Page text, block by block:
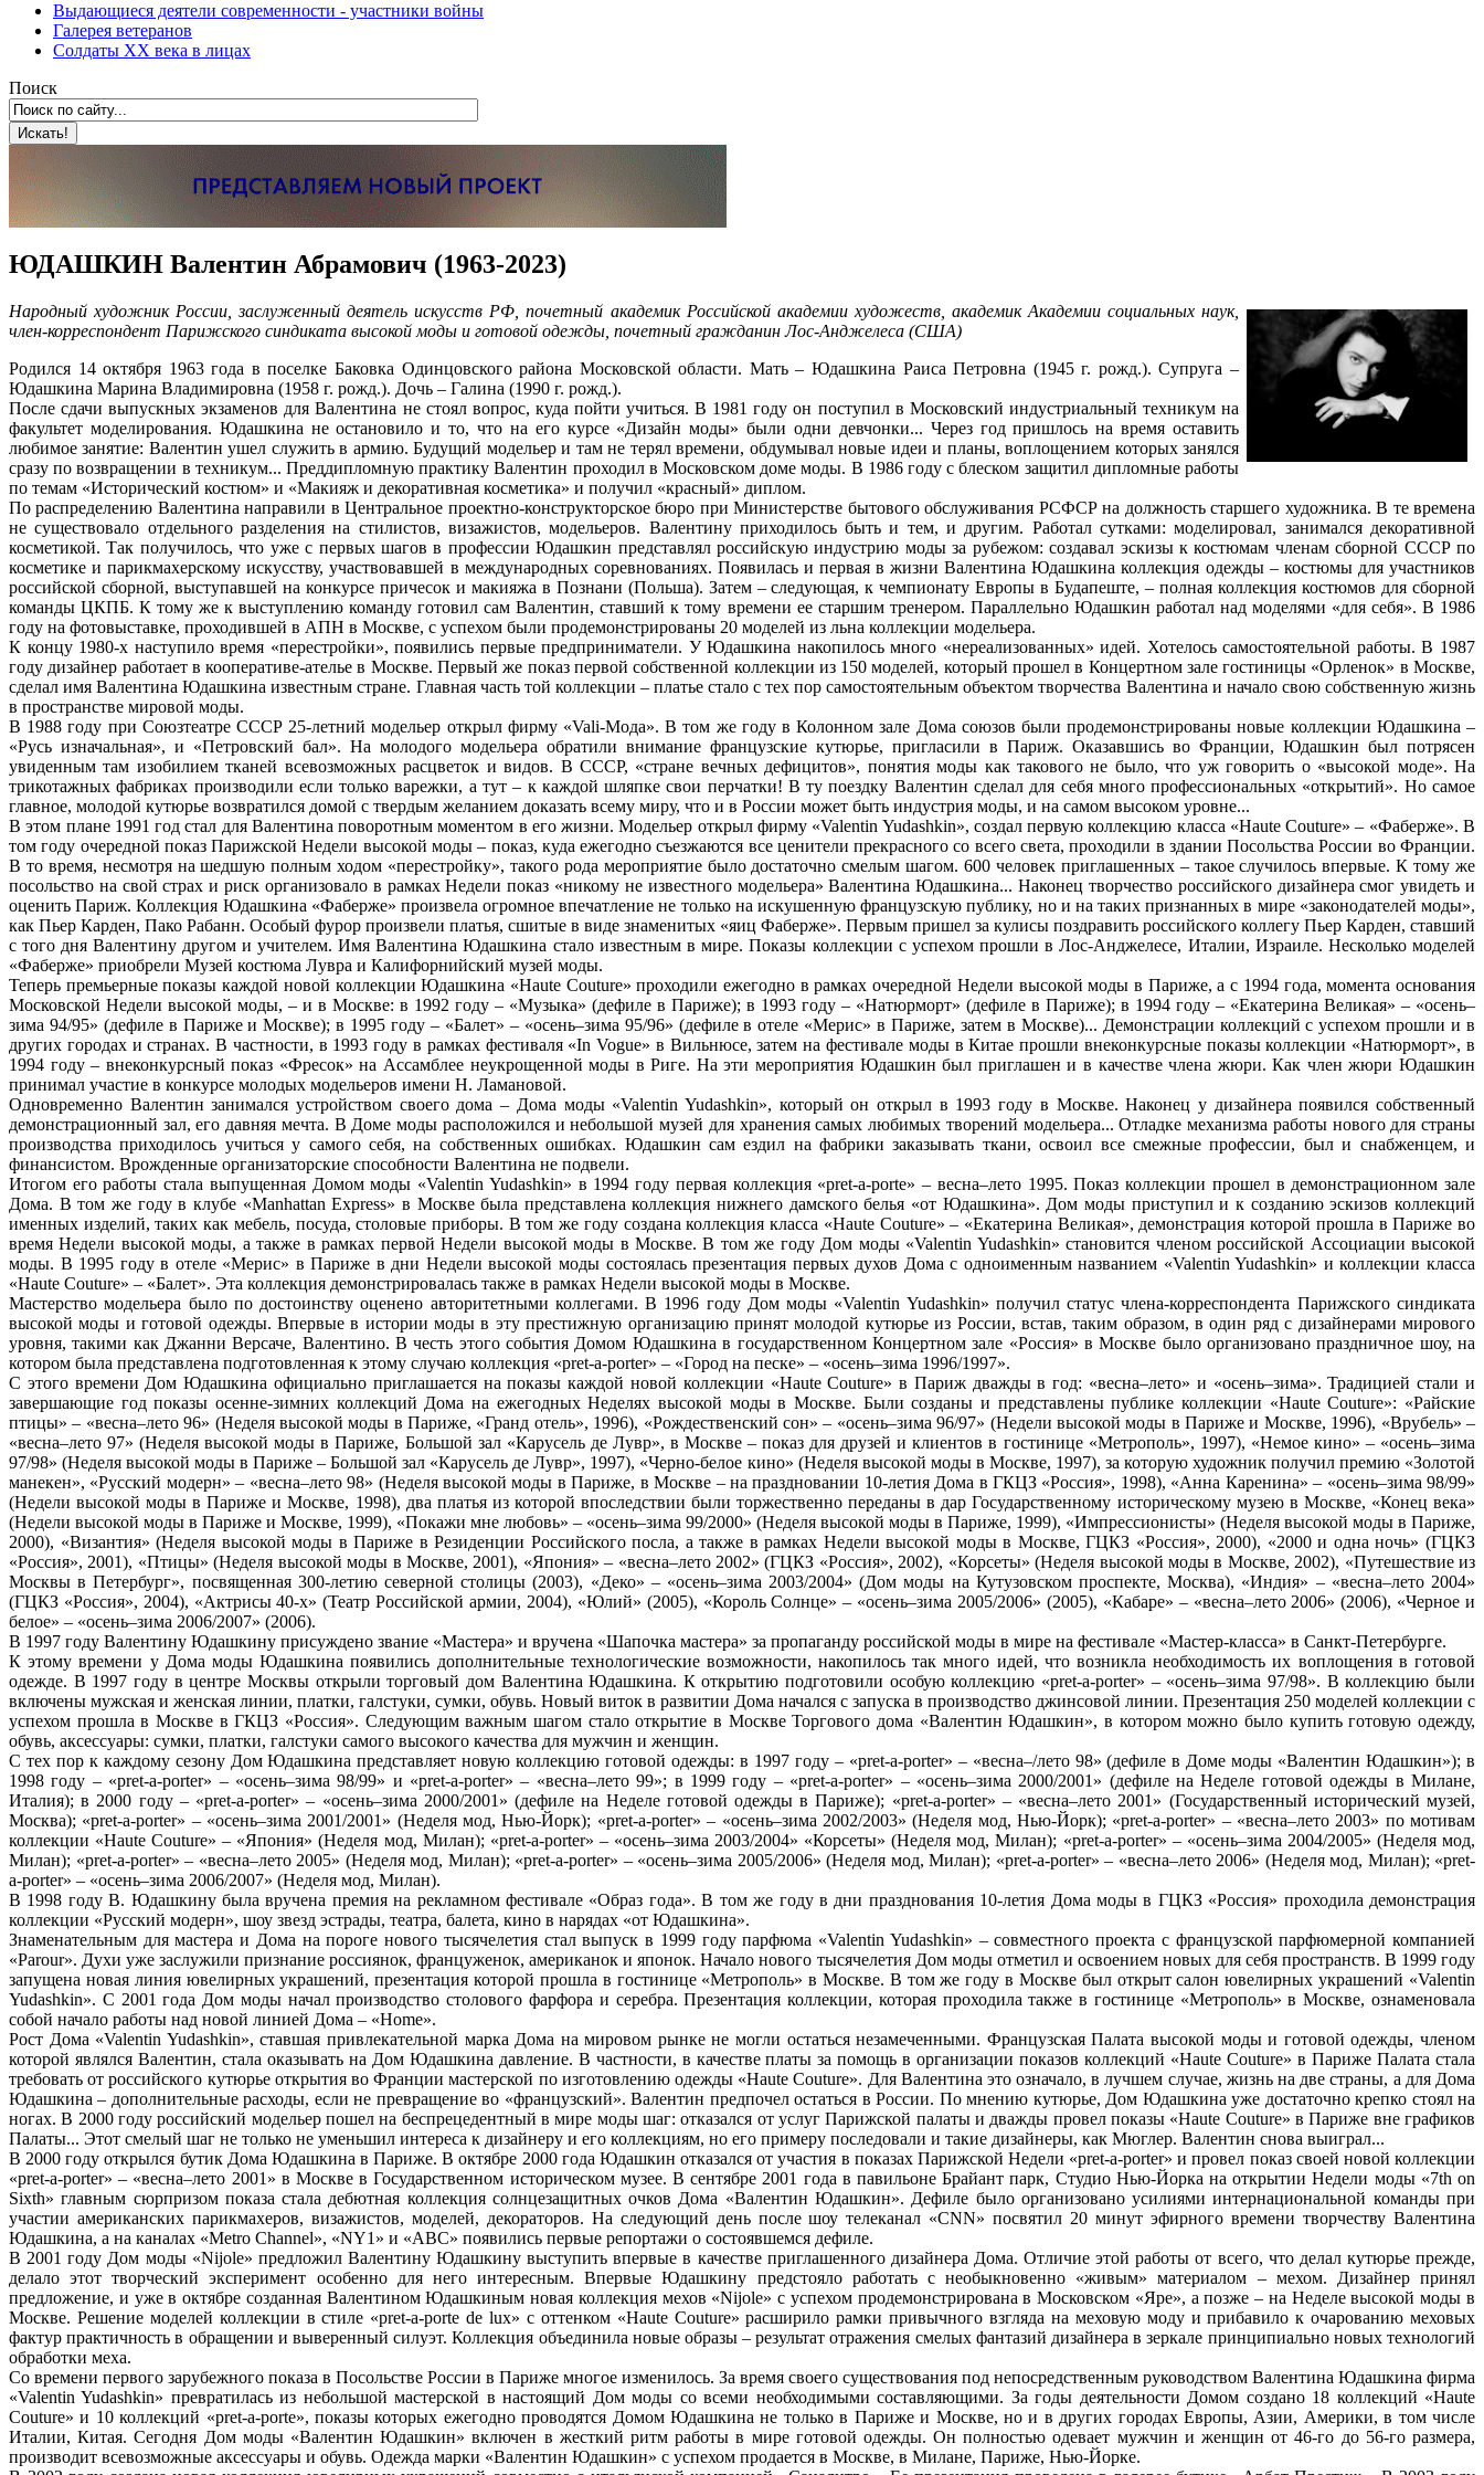
Выдающиеся деятели современности - участники войны
Галерея ветеранов
Солдаты XX века в лицах
Поиск
ЮДАШКИН Валентин Абрамович (1963-2023)
Народный художник России, заслуженный деятель искусств РФ, почетный академик Российской академии художеств, академик Академии социальных наук,
член-корреспондент Парижского синдиката высокой моды и готовой одежды, почетный гражданин Лос-Анджелеса (США)
Родился 14 октября 1963 года в поселке Баковка Одинцовского района Московской области. Мать – Юдашкина Раиса Петровна (1945 г. рожд.). Супруга –
Юдашкина Марина Владимировна (1958 г. рожд.). Дочь – Галина (1990 г. рожд.).
После сдачи выпускных экзаменов для Валентина не стоял вопрос, куда пойти учиться. В 1981 году он поступил в Московский индустриальный техникум на
факультет моделирования. Юдашкина не остановило и то, что на его курсе «Дизайн моды» были одни девчонки... Через год пришлось на время оставить
любимое занятие: Валентин ушел служить в армию. Будущий модельер и там не терял времени, обдумывал новые идеи и планы, воплощением которых занялся
сразу по возвращении в техникум... Преддипломную практику Валентин проходил в Московском доме моды. В 1986 году с блеском защитил дипломные работы
по темам «Исторический костюм» и «Макияж и декоративная косметика» и получил «красный» диплом.
По распределению Валентина направили в Центральное проектно-конструкторское бюро при Министерстве бытового обслуживания РСФСР на должность старшего художника. В те времена
не существовало отдельного разделения на стилистов, визажистов, модельеров. Валентину приходилось быть и тем, и другим. Работал сутками: моделировал, занимался декоративной
косметикой. Так получилось, что уже с первых шагов в профессии Юдашкин представлял российскую индустрию моды за рубежом: создавал эскизы к костюмам членам сборной СССР по
косметике и парикмахерскому искусству, участвовавшей в международных соревнованиях. Появилась и первая в жизни Валентина Юдашкина коллекция одежды – костюмы для участников
российской сборной, выступавшей на конкурсе причесок и макияжа в Познани (Польша). Затем – следующая, к чемпионату Европы в Будапеште, – полная коллекция костюмов для сборной
команды ЦКПБ. К тому же к выступлению команду готовил сам Валентин, ставший к тому времени ее старшим тренером. Параллельно Юдашкин работал над моделями «для себя». В 1986
году на фотовыставке, проходившей в АПН в Москве, с успехом были продемонстрированы 20 моделей из льна коллекции модельера.
К концу 1980-х наступило время «перестройки», появились первые предприниматели. У Юдашкина накопилось много «нереализованных» идей. Хотелось самостоятельной работы. В 1987
году дизайнер работает в кооперативе-ателье в Москве. Первый же показ первой собственной коллекции из 150 моделей, который прошел в Концертном зале гостиницы «Орленок» в Москве,
сделал имя Валентина Юдашкина известным стране. Главная часть той коллекции – платье стало с тех пор самостоятельным объектом творчества Валентина и начало свою собственную жизнь
в пространстве мировой моды.
В 1988 году при Союзтеатре СССР 25-летний модельер открыл фирму «Vali-Мода». В том же году в Колонном зале Дома союзов были продемонстрированы новые коллекции Юдашкина –
«Русь изначальная», и «Петровский бал». На молодого модельера обратили внимание французские кутюрье, пригласили в Париж. Оказавшись во Франции, Юдашкин был потрясен
увиденным там изобилием тканей всевозможных расцветок и видов. В СССР, «стране вечных дефицитов», понятия моды как такового не было, что уж говорить о «высокой моде». На
трикотажных фабриках производили если только варежки, а тут – к каждой шляпке свои перчатки! В ту поездку Валентин сделал для себя много профессиональных «открытий». Но самое
главное, молодой кутюрье возвратился домой с твердым желанием доказать всему миру, что и в России может быть индустрия моды, и на самом высоком уровне...
В этом плане 1991 год стал для Валентина поворотным моментом в его жизни. Модельер открыл фирму «Valentin Yudashkin», создал первую коллекцию класса «Haute Couture» – «Фаберже». В
том году очередной показ Парижской Недели высокой моды – показ, куда ежегодно съезжаются все ценители прекрасного со всего света, проходили в здании Посольства России во Франции.
В то время, несмотря на шедшую полным ходом «перестройку», такого рода мероприятие было достаточно смелым шагом. 600 человек приглашенных – такое случилось впервые. К тому же
посольство на свой страх и риск организовало в рамках Недели показ «никому не известного модельера» Валентина Юдашкина... Наконец творчество российского дизайнера смог увидеть и
оценить Париж. Коллекция Юдашкина «Фаберже» произвела огромное впечатление не только на искушенную французскую публику, но и на таких признанных в мире «законодателей моды»,
как Пьер Карден, Пако Рабанн. Особый фурор произвели платья, сшитые в виде знаменитых «яиц Фаберже». Первым пришел за кулисы поздравить российского коллегу Пьер Карден, ставший
с того дня Валентину другом и учителем. Имя Валентина Юдашкина стало известным в мире. Показы коллекции с успехом прошли в Лос-Анджелесе, Италии, Израиле. Несколько моделей
«Фаберже» приобрели Музей костюма Лувра и Калифорнийский музей моды.
Теперь премьерные показы каждой новой коллекции Юдашкина «Haute Couture» проходили ежегодно в рамках очередной Недели высокой моды в Париже, а с 1994 года, момента основания
Московской Недели высокой моды, – и в Москве: в 1992 году – «Музыка» (дефиле в Париже); в 1993 году – «Натюрморт» (дефиле в Париже); в 1994 году – «Екатерина Великая» – «осень–
зима 94/95» (дефиле в Париже и Москве); в 1995 году – «Балет» – «осень–зима 95/96» (дефиле в отеле «Мерис» в Париже, затем в Москве)... Демонстрации коллекций с успехом прошли и в
других городах и странах. В частности, в 1993 году в рамках фестиваля «In Vogue» в Вильнюсе, затем на фестивале моды в Китае прошли внеконкурсные показы коллекции «Натюрморт», в
1994 году – внеконкурсный показ «Фресок» на Ассамблее неукрощенной моды в Риге. На эти мероприятия Юдашкин был приглашен и в качестве члена жюри. Как член жюри Юдашкин
принимал участие в конкурсе молодых модельеров имени Н. Ламановой.
Одновременно Валентин занимался устройством своего дома – Дома моды «Valentin Yudashkin», который он открыл в 1993 году в Москве. Наконец у дизайнера появился собственный
демонстрационный зал, его давняя мечта. В Доме моды расположился и небольшой музей для хранения самых любимых творений модельера... Отладке механизма работы нового для страны
производства приходилось учиться у самого себя, на собственных ошибках. Юдашкин сам ездил на фабрики заказывать ткани, освоил все смежные профессии, был и снабженцем, и
финансистом. Врожденные организаторские способности Валентина не подвели.
Итогом его работы стала выпущенная Домом моды «Valentin Yudashkin» в 1994 году первая коллекция «pret-a-porte» – весна–лето 1995. Показ коллекции прошел в демонстрационном зале
Дома. В том же году в клубе «Manhattan Express» в Москве была представлена коллекция нижнего дамского белья «от Юдашкина». Дом моды приступил и к созданию эскизов коллекций
именных изделий, таких как мебель, посуда, столовые приборы. В том же году создана коллекция класса «Haute Couture» – «Екатерина Великая», демонстрация которой прошла в Париже во
время Недели высокой моды, а также в рамках первой Недели высокой моды в Москве. В том же году Дом моды «Valentin Yudashkin» становится членом российской Ассоциации высокой
моды. В 1995 году в отеле «Мерис» в Париже в дни Недели высокой моды состоялась презентация первых духов Дома с одноименным названием «Valentin Yudashkin» и коллекции класса
«Haute Couture» – «Балет». Эта коллекция демонстрировалась также в рамках Недели высокой моды в Москве.
Мастерство модельера было по достоинству оценено авторитетными коллегами. В 1996 году Дом моды «Valentin Yudashkin» получил статус члена-корреспондента Парижского синдиката
высокой моды и готовой одежды. Впервые в истории моды в эту престижную организацию принят молодой кутюрье из России, встав, таким образом, в один ряд с дизайнерами мирового
уровня, такими как Джанни Версаче, Валентино. В честь этого события Домом Юдашкина в государственном Концертном зале «Россия» в Москве было организовано праздничное шоу, на
котором была представлена подготовленная к этому случаю коллекция «pret-a-porter» – «Город на песке» – «осень–зима 1996/1997».
С этого времени Дом Юдашкина официально приглашается на показы каждой новой коллекции «Haute Couture» в Париж дважды в год: «весна–лето» и «осень–зима». Традицией стали и
завершающие год показы осенне-зимних коллекций Дома на ежегодных Неделях высокой моды в Москве. Были созданы и представлены публике коллекции «Haute Couture»: «Райские
птицы» – «весна–лето 96» (Неделя высокой моды в Париже, «Гранд отель», 1996), «Рождественский сон» – «осень–зима 96/97» (Недели высокой моды в Париже и Москве, 1996), «Врубель» –
«весна–лето 97» (Неделя высокой моды в Париже, Большой зал «Карусель де Лувр», в Москве – показ для друзей и клиентов в гостинице «Метрополь», 1997), «Немое кино» – «осень–зима
97/98» (Неделя высокой моды в Париже – Большой зал «Карусель де Лувр», 1997), «Черно-белое кино» (Неделя высокой моды в Москве, 1997), за которую художник получил премию «Золотой
манекен», «Русский модерн» – «весна–лето 98» (Неделя высокой моды в Париже, в Москве – на праздновании 10-летия Дома в ГКЦЗ «Россия», 1998), «Анна Каренина» – «осень–зима 98/99»
(Недели высокой моды в Париже и Москве, 1998), два платья из которой впоследствии были торжественно переданы в дар Государственному историческому музею в Москве, «Конец века»
(Недели высокой моды в Париже и Москве, 1999), «Покажи мне любовь» – «осень–зима 99/2000» (Неделя высокой моды в Париже, 1999), «Импрессионисты» (Неделя высокой моды в Париже,
2000), «Византия» (Неделя высокой моды в Париже в Резиденции Российского посла, а также в рамках Недели высокой моды в Москве, ГЦКЗ «Россия», 2000), «2000 и одна ночь» (ГЦКЗ
«Россия», 2001), «Птицы» (Неделя высокой моды в Москве, 2001), «Япония» – «весна–лето 2002» (ГЦКЗ «Россия», 2002), «Корсеты» (Неделя высокой моды в Москве, 2002), «Путешествие из
Москвы в Петербург», посвященная 300-летию северной столицы (2003), «Деко» – «осень–зима 2003/2004» (Дом моды на Кутузовском проспекте, Москва), «Индия» – «весна–лето 2004»
(ГЦКЗ «Россия», 2004), «Актрисы 40-х» (Театр Российской армии, 2004), «Юлий» (2005), «Король Солнце» – «осень–зима 2005/2006» (2005), «Кабаре» – «весна–лето 2006» (2006), «Черное и
белое» – «осень–зима 2006/2007» (2006).
В 1997 году Валентину Юдашкину присуждено звание «Мастера» и вручена «Шапочка мастера» за пропаганду российской моды в мире на фестивале «Мастер-класса» в Санкт-Петербурге.
К этому времени у Дома моды Юдашкина появились дополнительные технологические возможности, накопилось так много идей, что возникла необходимость их воплощения в готовой
одежде. В 1997 году в центре Москвы открыли торговый дом Валентина Юдашкина. К открытию подготовили особую коллекцию «pret-a-porter» – «осень–зима 97/98». В коллекцию были
включены мужская и женская линии, платки, галстуки, сумки, обувь. Новый виток в развитии Дома начался с запуска в производство джинсовой линии. Презентация 250 моделей коллекции с
успехом прошла в Москве в ГКЦЗ «Россия». Следующим важным шагом стало открытие в Москве Торгового дома «Валентин Юдашкин», в котором можно было купить готовую одежду,
обувь, аксессуары: сумки, платки, галстуки самого высокого качества для мужчин и женщин.
С тех пор к каждому сезону Дом Юдашкина представляет новую коллекцию готовой одежды: в 1997 году – «pret-a-porter» – «весна–/лето 98» (дефиле в Доме моды «Валентин Юдашкин»); в
1998 году – «pret-a-porter» – «осень–зима 98/99» и «pret-a-porter» – «весна–лето 99»; в 1999 году – «pret-a-porter» – «осень–зима 2000/2001» (дефиле на Неделе готовой одежды в Милане,
Италия); в 2000 году – «pret-a-porter» – «осень–зима 2000/2001» (дефиле на Неделе готовой одежды в Париже); «pret-a-porter» – «весна–лето 2001» (Государственный исторический музей,
Москва); «pret-a-porter» – «осень–зима 2001/2001» (Неделя мод, Нью-Йорк); «pret-a-porter» – «осень–зима 2002/2003» (Неделя мод, Нью-Йорк); «pret-a-porter» – «весна–лето 2003» по мотивам
коллекции «Haute Couture» – «Япония» (Неделя мод, Милан); «pret-a-porter» – «осень–зима 2003/2004» «Корсеты» (Неделя мод, Милан); «pret-a-porter» – «осень–зима 2004/2005» (Неделя мод,
Милан); «pret-a-porter» – «весна–лето 2005» (Неделя мод, Милан); «pret-a-porter» – «осень–зима 2005/2006» (Неделя мод, Милан); «pret-a-porter» – «весна–лето 2006» (Неделя мод, Милан); «pret-
a-porter» – «осень–зима 2006/2007» (Неделя мод, Милан).
В 1998 году В. Юдашкину была вручена премия на рекламном фестивале «Образ года». В том же году в дни празднования 10-летия Дома моды в ГЦКЗ «Россия» проходила демонстрация
коллекции «Русский модерн», шоу звезд эстрады, театра, балета, кино в нарядах «от Юдашкина».
Знаменательным для мастера и Дома на пороге нового тысячелетия стал выпуск в 1999 году парфюма «Valentin Yudashkin» – совместного проекта с французской парфюмерной компанией
«Parour». Духи уже заслужили признание россиянок, француженок, американок и японок. Начало нового тысячелетия Дом моды отметил и освоением новых для себя пространств. В 1999 году
запущена новая линия ювелирных украшений, презентация которой прошла в гостинице «Метрополь» в Москве. В том же году в Москве был открыт салон ювелирных украшений «Valentin
Yudashkin». С 2001 года Дом моды начал производство столового фарфора и серебра. Презентация коллекции, которая проходила также в гостинице «Метрополь» в Москве, ознаменовала
собой начало работы над новой линией Дома – «Home».
Рост Дома «Valentin Yudashkin», ставшая привлекательной марка Дома на мировом рынке не могли остаться незамеченными. Французская Палата высокой моды и готовой одежды, членом
которой являлся Валентин, стала оказывать на Дом Юдашкина давление. В частности, в качестве платы за помощь в организации показов коллекций «Haute Couture» в Париже Палата стала
требовать от российского кутюрье открытия во Франции мастерской по изготовлению одежды «Haute Couture». Для Валентина это означало, в лучшем случае, жизнь на две страны, а для Дома
Юдашкина – дополнительные расходы, если не превращение во «французский». Валентин предпочел остаться в России. По мнению кутюрье, Дом Юдашкина уже достаточно крепко стоял на
ногах. В 2000 году российский модельер пошел на беспрецедентный в мире моды шаг: отказался от услуг Парижской палаты и дважды провел показы «Haute Couture» в Париже вне графиков
Палаты... Этот смелый шаг не только не уменьшил интереса к дизайнеру и его коллекциям, но его примеру последовали и такие дизайнеры, как Мюглер. Валентин снова выиграл...
В 2000 году открылся бутик Дома Юдашкина в Париже. В октябре 2000 года Юдашкин отказался от участия в показах Парижской Недели «pret-a-porter» и провел показ своей новой коллекции
«pret-a-porter» – «весна–лето 2001» в Москве в Государственном историческом музее. В сентябре 2001 года в павильоне Брайант парк, Студио Нью-Йорка на открытии Недели моды «7th on
Sixth» главным сюрпризом показа стала дебютная коллекция солнцезащитных очков Дома «Валентин Юдашкин». Дефиле было организовано усилиями интернациональной команды при
участии американских парикмахеров, визажистов, моделей, декораторов. На следующий день после шоу телеканал «CNN» посвятил 20 минут эфирного времени творчеству Валентина
Юдашкина, а на каналах «Metro Channel», «NY1» и «ABC» появились первые репортажи о состоявшемся дефиле.
В 2001 году Дом моды «Nijole» предложил Валентину Юдашкину выступить впервые в качестве приглашенного дизайнера Дома. Отличие этой работы от всего, что делал кутюрье прежде,
делало этот творческий эксперимент особенно для него интересным. Впервые Юдашкину предстояло работать с необыкновенно «живым» материалом – мехом. Дизайнер принял
предложение, и уже в октябре созданная Валентином Юдашкиным новая коллекция мехов «Nijole» с успехом продемонстрирована в Московском «Яре», а позже – на Неделе высокой моды в
Москве. Решение моделей коллекции в стиле «pret-a-porte de lux» с оттенком «Нaute Couture» расширило рамки привычного взгляда на меховую моду и прибавило к очарованию меховых
фактур практичность в обращении и выверенный силуэт. Коллекция объединила новые образы – результат отражения смелых фантазий дизайнера в зеркале принципиально новых технологий
обработки меха.
Со времени первого зарубежного показа в Посольстве России в Париже многое изменилось. За время своего существования под непосредственным руководством Валентина Юдашкина фирма
«Valentin Yudashkin» превратилась из небольшой мастерской в настоящий Дом моды со всеми необходимыми составляющими. За годы деятельности Домом создано 18 коллекций «Haute
Couture» и 10 коллекций «pret-a-porte», показы которых ежегодно проводятся Домом Юдашкина не только в Париже и Москве, но и в других городах Европы, Азии, Америки, в том числе
Италии, Китая. Сегодня Дом моды «Валентин Юдашкин» включен в жесткий ритм работы в мире готовой одежды. Он полностью одевает мужчин и женщин от 46-го до 56-го размера,
производит всевозможные аксессуары и обувь. Одежда марки «Валентин Юдашкин» с успехом продается в Москве, в Милане, Париже, Нью-Йорке.